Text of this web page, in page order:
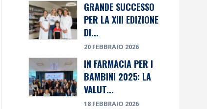
GRANDE SUCCESSO
PER LA XIII EDIZIONE
DI...
20 FEBBRAIO 2026
IN FARMACIA PER I
BAMBINI 2025: LA
VALUT...
18 FEBBRAIO 2026